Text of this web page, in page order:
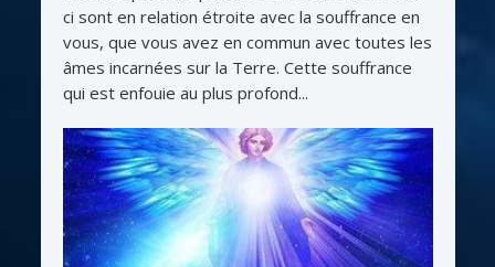
ci sont en relation étroite avec la souffrance en
vous, que vous avez en commun avec toutes les
âmes incarnées sur la Terre. Cette souffrance
qui est enfouie au plus profond...